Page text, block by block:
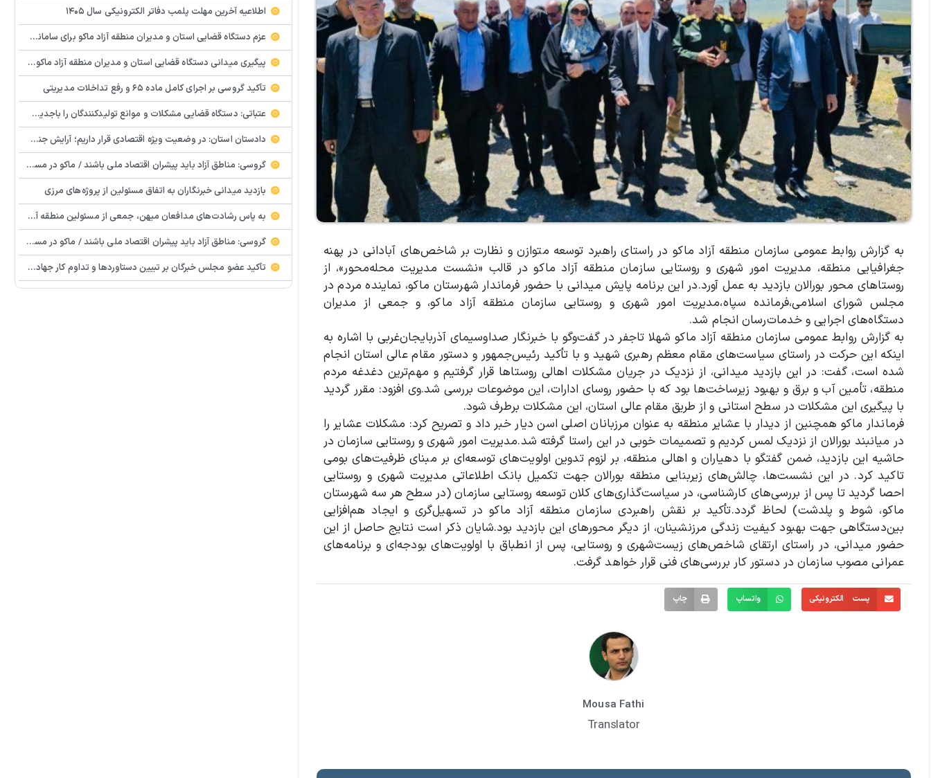
به گزارش روابط عمومی سازمان منطقه آزاد ماکو در راستای راهبرد توسعه متوازن و نظارت بر شاخص‌های آبادانی در پهنه
جغرافیایی منطقه، مدیریت امور شهری و روستایی سازمان منطقه آزاد ماکو در قالب «نشست مدیریت محله‌محور»، از
روستاهای محور بورالان بازدید به عمل آورد.در این برنامه پایش میدانی با حضور فرماندار شهرستان ماکو، نماینده مردم در
مجلس شورای اسلامی،فرمانده سپاه،مدیریت امور شهری و روستایی سازمان منطقه آزاد ماکو، و جمعی از مدیران
دستگاه‌های اجرایی و خدمات‌رسان انجام شد.
به گزارش روابط عمومی سازمان منطقه آزاد ماکو شهلا تاجفر در گفت‌وگو با خبرنگار صداوسیمای آذربایجان‌غربی با اشاره به
اینکه این حرکت در راستای سیاست‌های مقام معظم رهبری شهید و با تأکید رئیس‌جمهور و دستور مقام عالی استان انجام
شده است، گفت: در این بازدید میدانی، از نزدیک در جریان مشکلات اهالی روستاها قرار گرفتیم و مهم‌ترین دغدغه مردم
منطقه، تأمین آب و برق و بهبود زیرساخت‌ها بود که با حضور روسای ادارات، این موضوعات بررسی شد.وی افزود: مقرر گردید
با پیگیری این مشکلات در سطح استانی و از طریق مقام عالی استان، این مشکلات برطرف شود.
فرماندار ماکو همچنین از دیدار با عشایر منطقه به عنوان مرزبانان اصلی اسن دیار خبر داد و تصریح کرد: مشکلات عشایر را
در میانبند بورالان از نزدیک لمس کردیم و تصمیمات خوبی در این راستا گرفته شد.مدیریت امور شهری و روستایی سازمان در
حاشیه این بازدید، ضمن گفتگو با دهیاران و اهالی منطقه، بر لزوم تدوین اولویت‌های توسعه‌ای بر مبنای ظرفیت‌های بومی
تاکید کرد. در این نشست‌ها، چالش‌های زیربنایی منطقه بورالان جهت تکمیل بانک اطلاعاتی مدیریت شهری و روستایی
احصا گردید تا پس از بررسی‌های کارشناسی، در سیاست‌گذاری‌های کلان توسعه روستایی سازمان (در سطح هر سه شهرستان
ماکو، شوط و پلدشت) لحاظ گردد.تأکید بر نقش راهبردی سازمان منطقه آزاد ماکو در تسهیل‌گری و ایجاد هم‌افزایی
بین‌دستگاهی جهت بهبود کیفیت زندگی مرزنشینان، از دیگر محورهای این بازدید بود.شایان ذکر است نتایج حاصل از این
حضور میدانی، در راستای ارتقای شاخص‌های زیست‌شهری و روستایی، پس از انطباق با اولویت‌های بودجه‌ای و برنامه‌های
عمرانی مصوب سازمان در دستور کار بررسی‌های فنی قرار خواهد گرفت.
پست الکترونیکی واتساپ چاپ
Mousa Fathi
Translator
اطلاعیه آخرین مهلت پلمب دفاتر الکترونیکی سال ۱۴۰۵
عزم دستگاه قضایی استان و مدیران منطقه آزاد ماکو برای ساماندهی و رفع سریع مشکلات پایانه مرزی و گمرک بازرگان
پیگیری میدانی دستگاه قضایی استان و مدیران منطقه آزاد ماکو و استان برای رفع سریع مشکلات واحدهای تولیدی و سرمایه گذاری
تأکید گروسی بر اجرای کامل ماده ۶۵ و رفع تداخلات مدیریتی
عتباتی: دستگاه قضایی مشکلات و موانع تولیدکنندگان را باجدیت پیگیری می کند
دادستان استان: در وضعیت ویژه اقتصادی قرار داریم؛ آرایش جنگی در حوزه تولید ضروری است
گروسی: مناطق آزاد باید پیشران اقتصاد ملی باشند / ماکو در مسیر گشایش اقتصادی و تکمیل زیرساخت‌ها
بازدید میدانی خبرنگاران به اتفاق مسئولین از پروژه‌های مرزی
به پاس رشادت‌های مدافعان میهن، جمعی از‌‌ مسئولین منطقه آزاد ماکو با حضور در منزل احمدرضا حسن‌زاده، جانباز سرافراز شهرک ارس، از صبر و ایستادگی این خانواده معظم تجلیل کردند.
گروسی: مناطق آزاد باید پیشران اقتصاد ملی باشند / ماکو در مسیر گشایش اقتصادی و تکمیل زیرساخت‌ها
تأکید عضو مجلس خبرگان بر تبیین دستاوردها و تداوم کار جهادی در منطقه آزاد ماکو